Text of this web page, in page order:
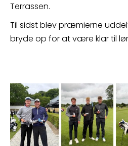
Terrassen.
Til sidst blev præmierne
bryde op for at være klar til